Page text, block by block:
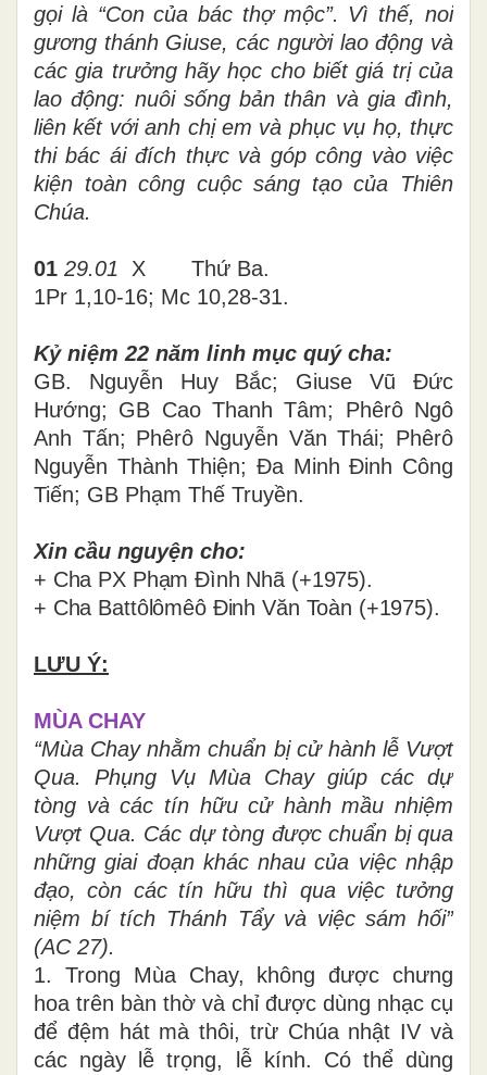
gọi là “Con của bác thợ mộc”. Vì thế, noi
gương thánh Giuse, các người lao động và
các gia trưởng hãy học cho biết giá trị của
lao động: nuôi sống bản thân và gia đình,
liên kết với anh chị em và phục vụ họ, thực
thi bác ái đích thực và góp công vào việc
kiện toàn công cuộc sáng tạo của Thiên
Chúa.
01 29.01 X Thứ Ba.
1Pr 1,10-16; Mc 10,28-31.
Kỷ niệm 22 năm linh mục quý cha:
GB. Nguyễn Huy Bắc; Giuse Vũ Đức
Hướng; GB Cao Thanh Tâm; Phêrô Ngô
Anh Tấn; Phêrô Nguyễn Văn Thái; Phêrô
Nguyễn Thành Thiện; Đa Minh Đinh Công
Tiến; GB Phạm Thế Truyền.
Xin cầu nguyện cho:
+ Cha PX Phạm Đình Nhã (+1975).
+ Cha Battôlômêô Đinh Văn Toàn (+1975).
LƯU Ý:
MÙA CHAY
“Mùa Chay nhằm chuẩn bị cử hành lễ Vượt
Qua. Phụng Vụ Mùa Chay giúp các dự
tòng và các tín hữu cử hành mầu nhiệm
Vượt Qua. Các dự tòng được chuẩn bị qua
những giai đoạn khác nhau của việc nhập
đạo, còn các tín hữu thì qua việc tưởng
niệm bí tích Thánh Tẩy và việc sám hối”
(AC 27).
1. Trong Mùa Chay, không được chưng
hoa trên bàn thờ và chỉ được dùng nhạc cụ
để đệm hát mà thôi, trừ Chúa nhật IV và
các ngày lễ trọng, lễ kính. Có thể dùng